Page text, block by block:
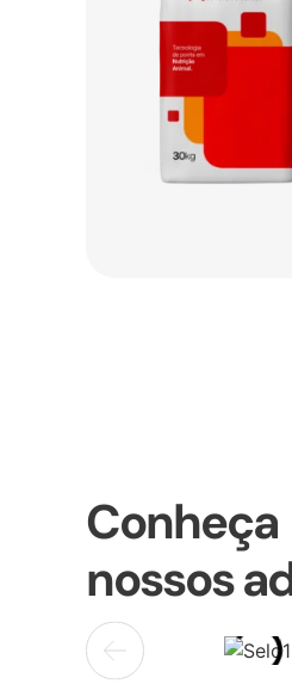
Conheça
nossos